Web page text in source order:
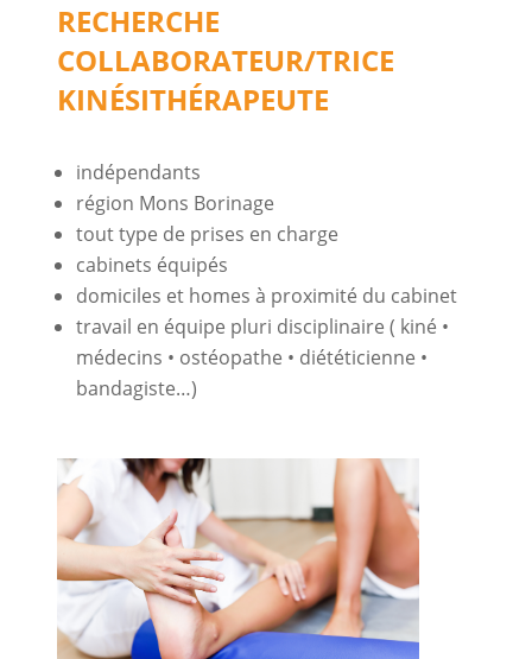
RECHERCHE
COLLABORATEUR/TRICE
KINÉSITHÉRAPEUTE
indépendants
région Mons Borinage
tout type de prises en charge
cabinets équipés
domiciles et homes à proximité du cabinet
travail en équipe pluri disciplinaire ( kiné •
médecins • ostéopathe • diététicienne •
bandagiste…)